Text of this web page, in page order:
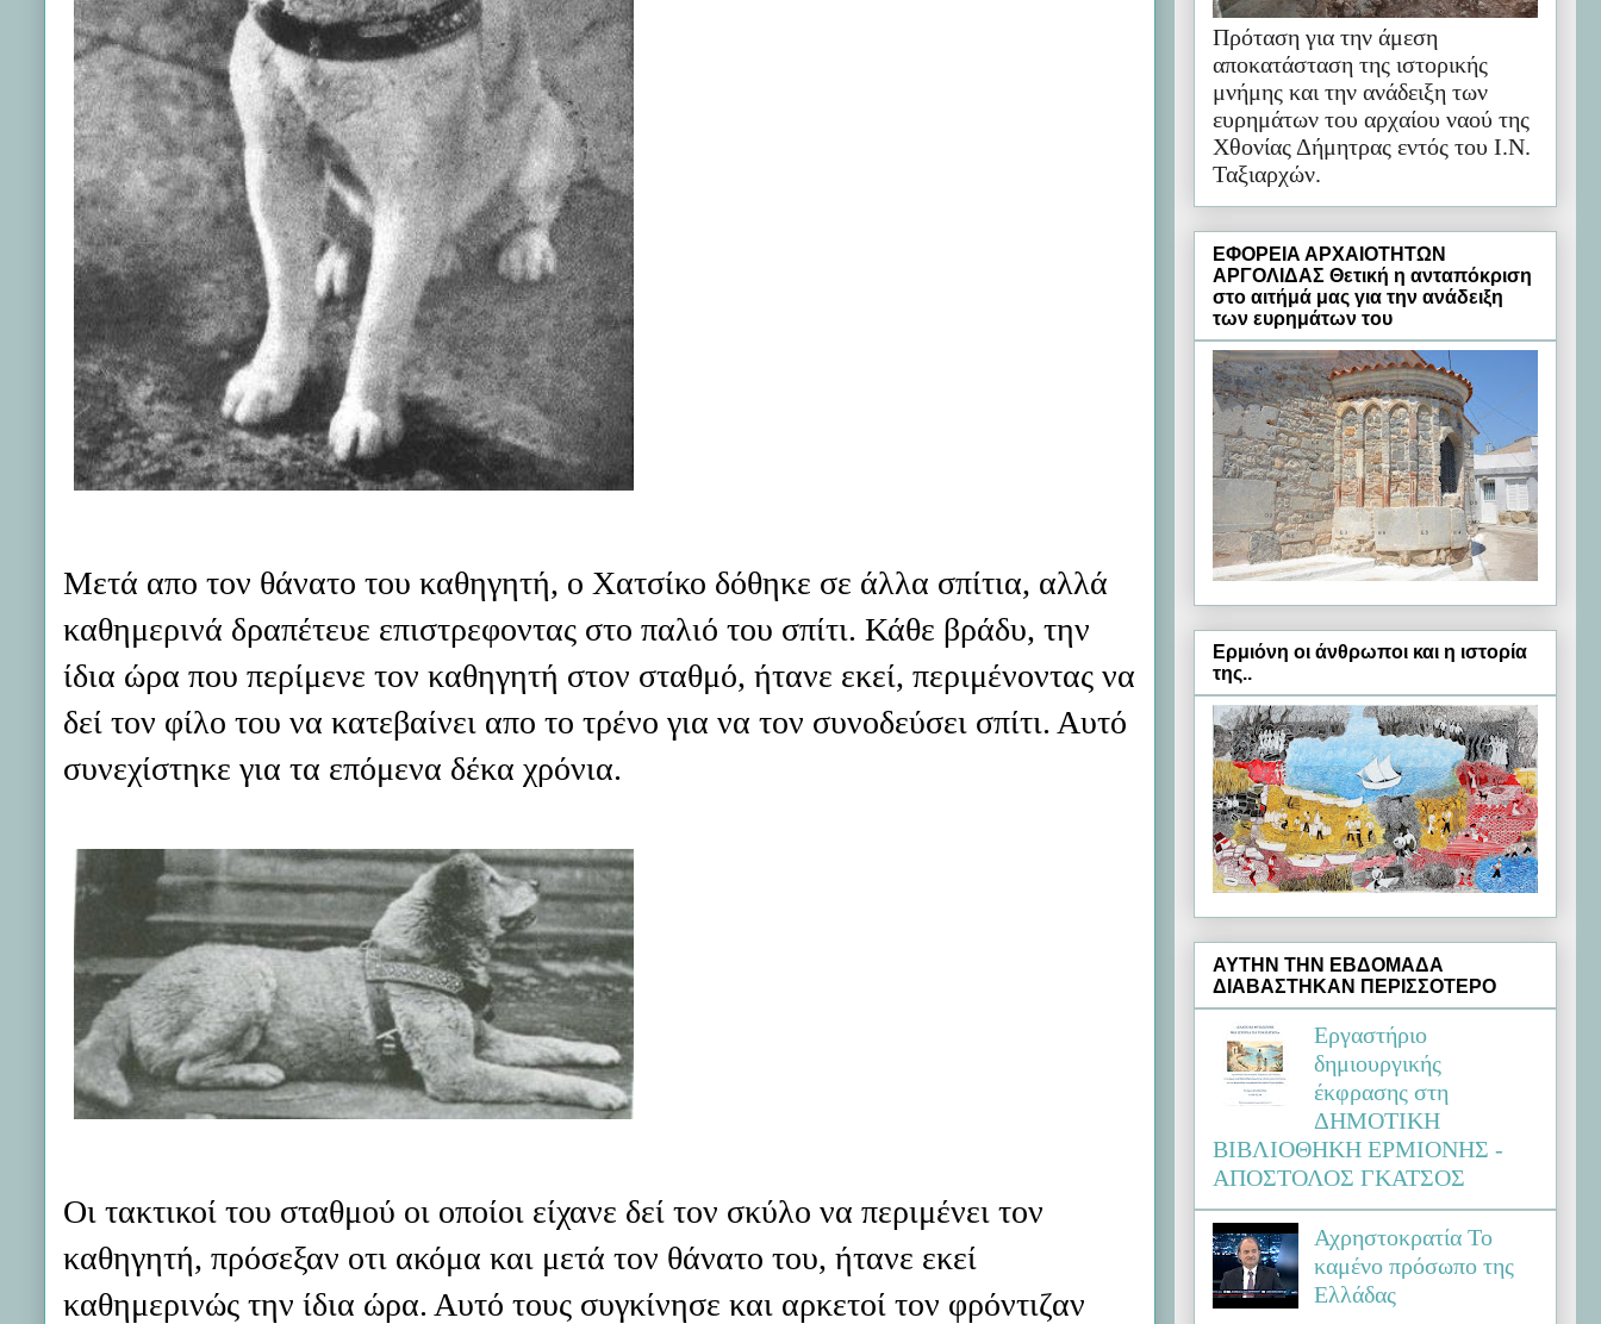
Μετά απο τον θάνατο του καθηγητή, ο Χατσίκο δόθηκε σε άλλα σπίτια, αλλά
καθημερινά δραπέτευε επιστρεφοντας στο παλιό του σπίτι. Κάθε βράδυ, την
ίδια ώρα που περίμενε τον καθηγητή στον σταθμό, ήτανε εκεί, περιμένοντας να
δεί τον φίλο του να κατεβαίνει απο το τρένο για να τον συνοδεύσει σπίτι. Αυτό
συνεχίστηκε για τα επόμενα δέκα χρόνια.
Οι τακτικοί του σταθμού οι οποίοι είχανε δεί τον σκύλο να περιμένει τον
καθηγητή, πρόσεξαν οτι ακόμα και μετά τον θάνατο του, ήτανε εκεί
καθημερινώς την ίδια ώρα. Αυτό τους συγκίνησε και αρκετοί τον φρόντιζαν
Πρόταση για την άμεση
αποκατάσταση της ιστορικής
μνήμης και την ανάδειξη των
ευρημάτων του αρχαίου ναού της
Χθονίας Δήμητρας εντός του Ι.Ν.
Ταξιαρχών.
ΕΦΟΡΕΙΑ ΑΡΧΑΙΟΤΗΤΩΝ
ΑΡΓΟΛΙΔΑΣ Θετική η ανταπόκριση
στο αιτήμά μας για την ανάδειξη
των ευρημάτων του
Ερμιόνη oι άνθρωποι και η ιστορία
της..
ΑΥΤΗΝ ΤΗΝ ΕΒΔΟΜΑΔΑ
ΔΙΑΒΑΣΤΗΚΑΝ ΠΕΡΙΣΣΟΤΕΡΟ
Εργαστήριο
δημιουργικής
έκφρασης στη
ΔΗΜΟΤΙΚΗ
ΒΙΒΛΙΟΘΗΚΗ ΕΡΜΙΟΝΗΣ -
ΑΠΟΣΤΟΛΟΣ ΓΚΑΤΣΟΣ
Αχρηστοκρατία Το
καμένο πρόσωπο της
Ελλάδας